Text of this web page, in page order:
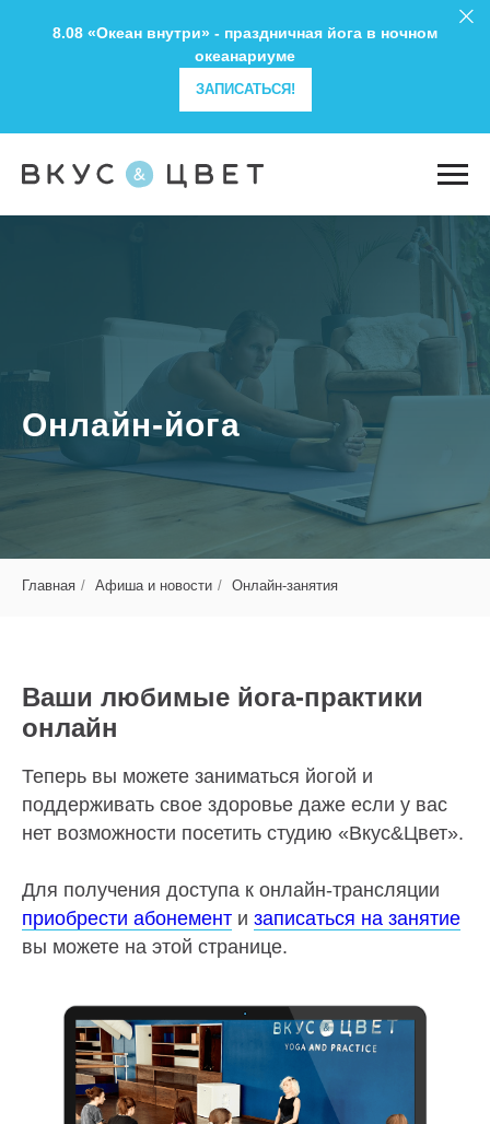
8.08 «Океан внутри» - праздничная йога в ночном
океанариуме
ЗАПИСАТЬСЯ!
Онлайн-йога
Главная / Афиша и новости / Онлайн-занятия
Ваши любимые йога-практики
онлайн
Теперь вы можете заниматься йогой и
поддерживать свое здоровье даже если у вас
нет возможности посетить студию «Вкус&Цвет».
Для получения доступа к онлайн-трансляции
приобрести абонемент и записаться на занятие
вы можете на этой странице.